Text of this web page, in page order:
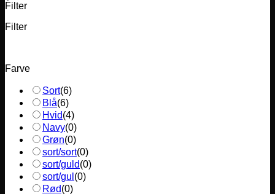
Filter
Filter
Farve
Sort(6)
Blå(6)
Hvid(4)
Navy(0)
Grøn(0)
sort/sort(0)
sort/guld(0)
sort/gul (0)
Rød(0)